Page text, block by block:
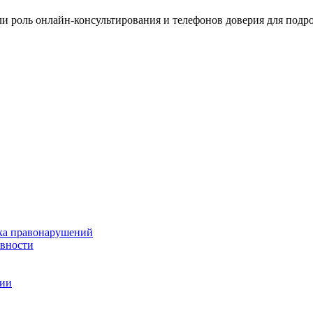
роль онлайн-консультирования и телефонов доверия для
правонарушений